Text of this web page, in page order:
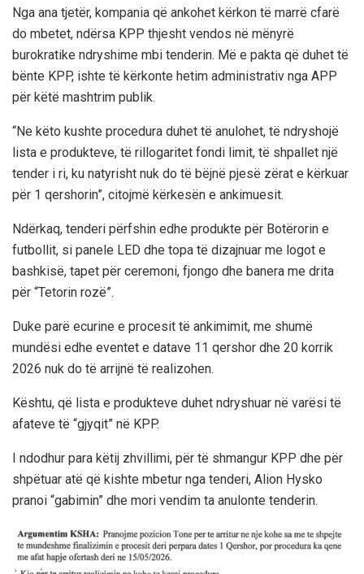
Nga ana tjetër, kompania që ankohet kërkon të marrë cfarë
do mbetet, ndërsa KPP thjesht vendos në mënyrë
burokratike ndryshime mbi tenderin. Më e pakta që duhet të
bënte KPP, ishte të kërkonte hetim administrativ nga APP
për këtë mashtrim publik.
“Ne këto kushte procedura duhet të anulohet, të ndryshojë
lista e produkteve, të rillogaritet fondi limit, të shpallet një
tender i ri, ku natyrisht nuk do të bëjnë pjesë zërat e kërkuar
për 1 qershorin”, citojmë kërkesën e ankimuesit.
Ndërkaq, tenderi përfshin edhe produkte për Botërorin e
futbollit, si panele LED dhe topa të dizajnuar me logot e
bashkisë, tapet për ceremoni, fjongo dhe banera me drita
për “Tetorin rozë”.
Duke parë ecurine e procesit të ankimimit, me shumë
mundësi edhe eventet e datave 11 qershor dhe 20 korrik
2026 nuk do të arrijnë të realizohen.
Kështu, që lista e produkteve duhet ndryshuar në varësi të
afateve të “gjyqit” në KPP.
I ndodhur para këtij zhvillimi, për të shmangur KPP dhe për
shpëtuar atë që kishte mbetur nga tenderi, Alion Hysko
pranoi “gabimin” dhe mori vendim ta anulonte tenderin.